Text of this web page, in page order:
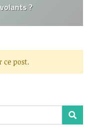
?
ce post.